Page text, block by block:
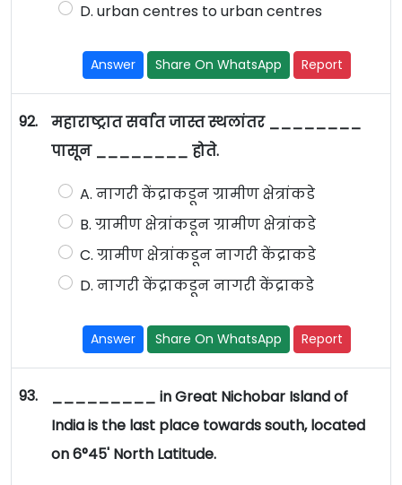
D. urban centres to urban centres
Answer Share On WhatsApp Report
92.
महाराष्ट्रात सर्वात जास्त स्थलांतर ________
पासून ________ होते.
A. नागरी केंद्राकडून ग्रामीण क्षेत्रांकडे
B. ग्रामीण क्षेत्रांकडून ग्रामीण क्षेत्रांकडे
C. ग्रामीण क्षेत्रांकडून नागरी केंद्राकडे
D. नागरी केंद्राकडून नागरी केंद्राकडे
Answer Share On WhatsApp Report
93.
_________ in Great Nichobar Island of
India is the last place towards south, located
on 6°45' North Latitude.